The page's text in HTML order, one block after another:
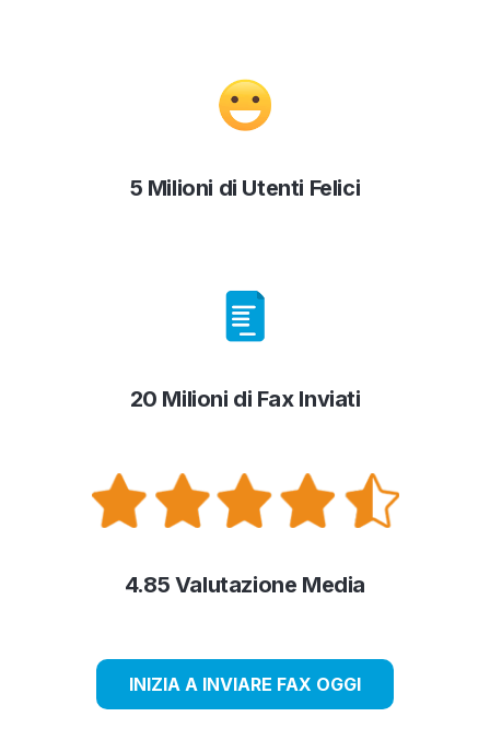
5 Milioni di Utenti Felici
20 Milioni di Fax Inviati
4.85 Valutazione Media
INIZIA A INVIARE FAX OGGI